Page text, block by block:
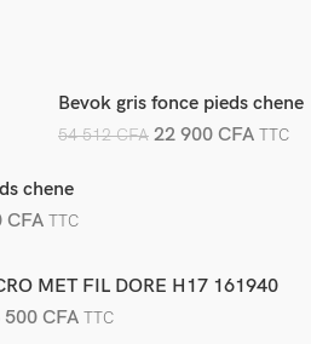
Bevok gris fonce pieds chene
54 512CFA 22 900 CFA TTC
chene
CFA TTC
MET FIL DORE H17 161940
500CFA TTC